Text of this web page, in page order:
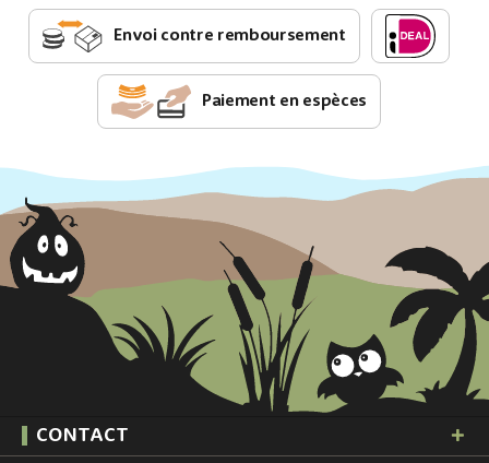
Envoi contre remboursement
Paiement en espèces
CONTACT